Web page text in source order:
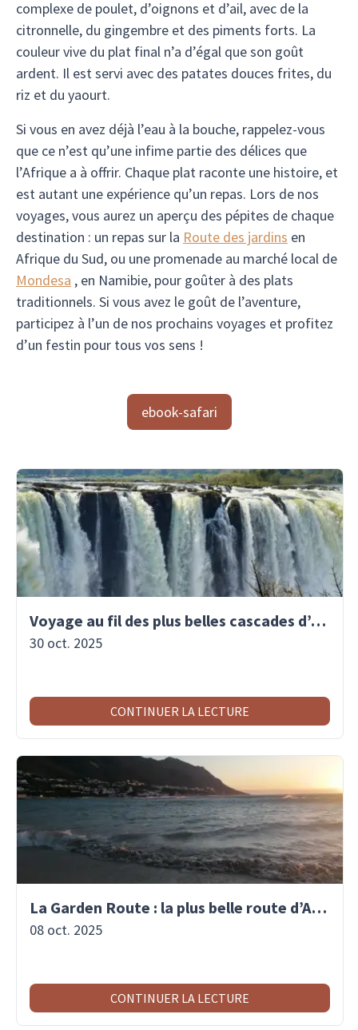
complexe de poulet, d’oignons et d’ail, avec de la
citronnelle, du gingembre et des piments forts. La
couleur vive du plat final n’a d’égal que son goût
ardent. Il est servi avec des patates douces frites, du
riz et du yaourt.
Si vous en avez déjà l’eau à la bouche, rappelez-vous
que ce n’est qu’une infime partie des délices que
l’Afrique a à offrir. Chaque plat raconte une histoire, et
est autant une expérience qu’un repas. Lors de nos
voyages, vous aurez un aperçu des pépites de chaque
destination : un repas sur la Route des jardins en
Afrique du Sud, ou une promenade au marché local de
Mondesa , en Namibie, pour goûter à des plats
traditionnels. Si vous avez le goût de l’aventure,
participez à l’un de nos prochains voyages et profitez
d’un festin pour tous vos sens !
ebook-safari
Voyage au fil des plus belles cascades d’Afrique
30 oct. 2025
CONTINUER LA LECTURE
La Garden Route : la plus belle route d’Afrique du Sud
08 oct. 2025
CONTINUER LA LECTURE